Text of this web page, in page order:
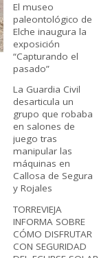
El museo
paleontológico de
Elche inaugura la
exposición
“Capturando el
pasado”
La Guardia Civil
desarticula un
grupo que robaba
en salones de
juego tras
manipular las
máquinas en
Callosa de Segura
y Rojales
TORREVIEJA
INFORMA SOBRE
CÓMO DISFRUTAR
CON SEGURIDAD